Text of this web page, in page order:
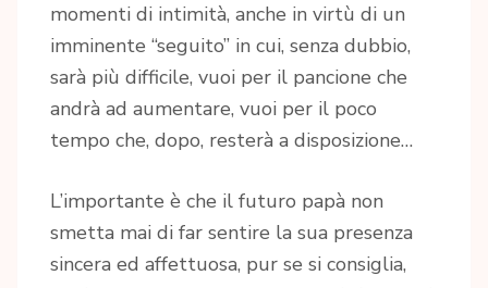
momenti di intimità, anche in virtù di un
imminente “seguito” in cui, senza dubbio,
sarà più difficile, vuoi per il pancione che
andrà ad aumentare, vuoi per il poco
tempo che, dopo, resterà a disposizione…
L’importante è che il futuro papà non
smetta mai di far sentire la sua presenza
sincera ed affettuosa, pur se si consiglia,